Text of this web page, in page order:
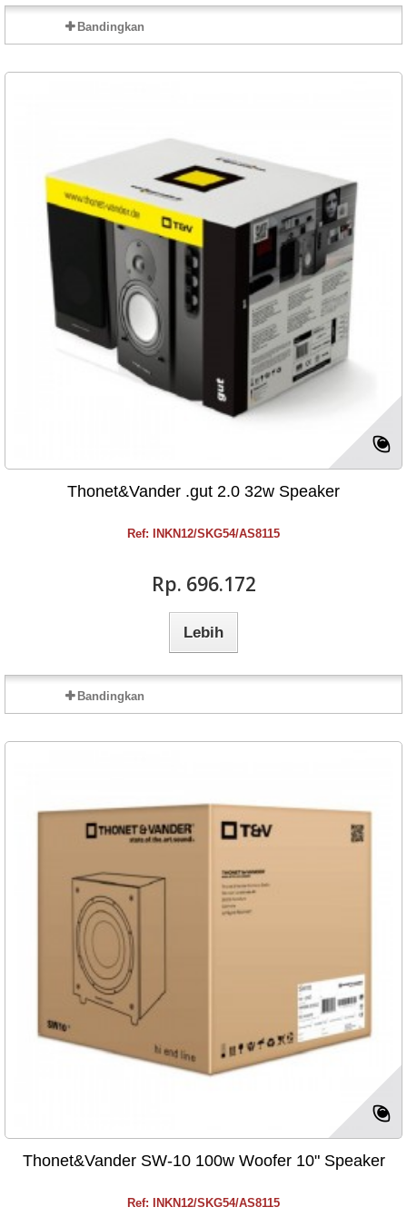
Bandingkan
Thonet&Vander .gut 2.0 32w Speaker
Ref: INKN12/SKG54/AS8115
Rp‎. 696.172
Lebih
Bandingkan
Thonet&Vander SW-10 100w Woofer 10" Speaker
Ref: INKN12/SKG54/AS8115